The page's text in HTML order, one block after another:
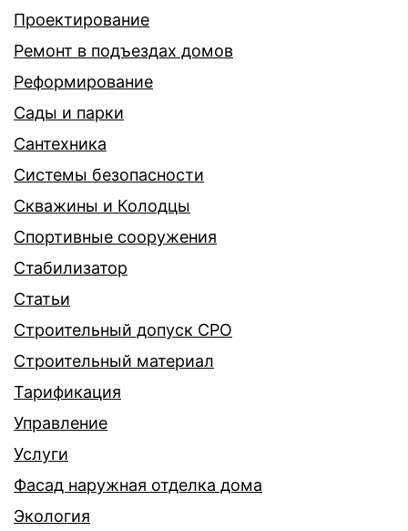
Проектирование
Ремонт в подъездах домов
Реформирование
Сады и парки
Сантехника
Системы безопасности
Скважины и Колодцы
Спортивные сооружения
Стабилизатор
Статьи
Строительный допуск СРО
Строительный материал
Тарификация
Управление
Услуги
Фасад наружная отделка дома
Экология